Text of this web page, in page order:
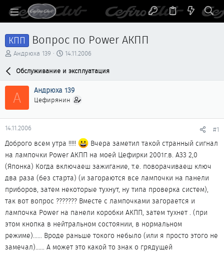
КПП Вопрос по Power АКПП
А
р
т
м
ы
Андрюха 139
Д
т
н
а
а
14.11.2006
Обслуживание и эксплуатация
А Андрюха 139
Цефирянин
14.11.2006 #1
Доброго всем утра !!!!!
Вчера заметил такой странный сигнал
на лампочки Power АКПП на моей Цефирки 2001г.в. А33 2,0
(Японка) Когда включаеш зажигание, т.е. поворачиваеш ключ
два раза (без старта) (и загораются все лампочки на панели
приборов, затем некоторые тухнут, ну типа проверка систем),
так вот вопрос ??????? Вместе с лампочками загорается и
лампочка Power на панели коробки АКПП, затем тухнет . (при
этом кнопка в нейтральном состоянии, в нормальном
режиме)...... Вроде раньше токого небыло (или я просто этого не
замечал)...... А может это какой то знак о грядущей